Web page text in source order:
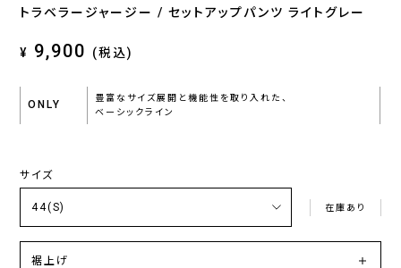
トラベラージャージー / セットアップパンツ ライトグレー
¥ 9,900 (税込)
ONLY
豊富なサイズ展開と機能性を取り入れた、
ベーシックライン
サイズ
在庫あり
裾上げ